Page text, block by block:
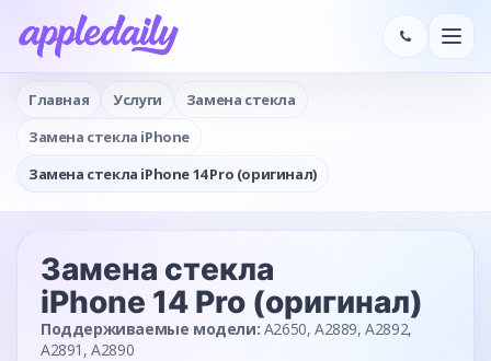
Главная Услуги
Замена стекла
Замена стекла iPhone
Замена стекла iPhone 14 Pro (оригинал)
Замена стекла
iPhone 14 Pro (оригинал)
Поддерживаемые модели: A2650, A2889, A2892,
A2891, A2890